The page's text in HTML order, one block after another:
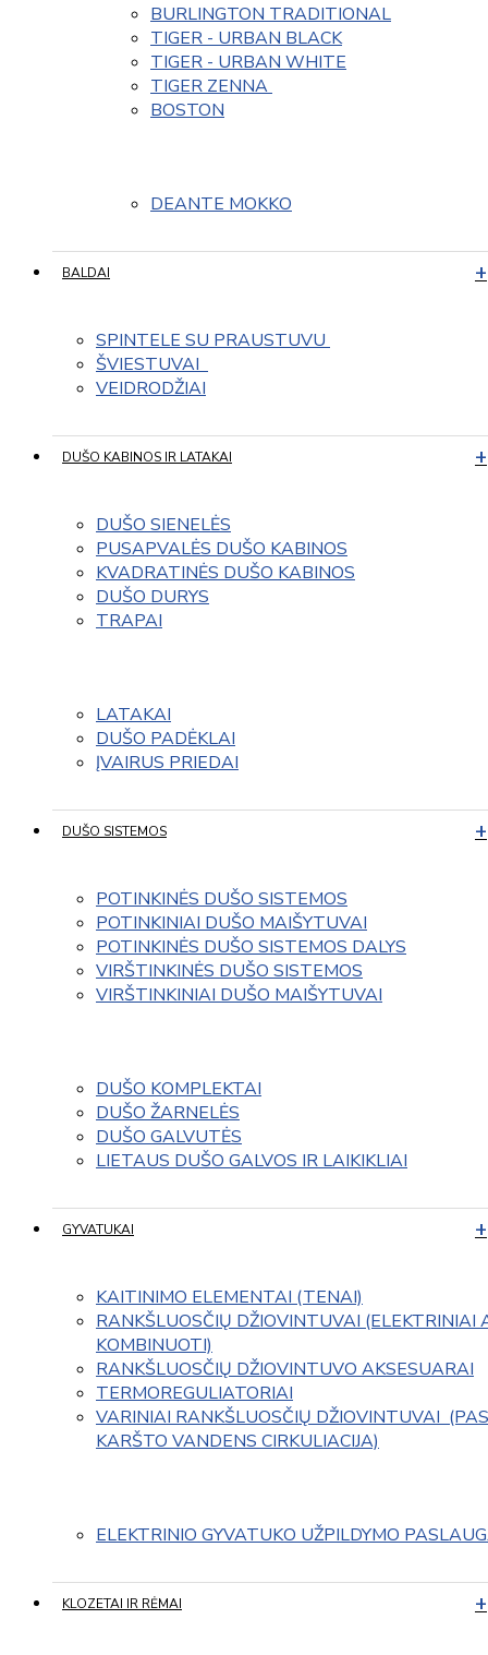
BURLINGTON TRADITIONAL
TIGER - URBAN BLACK
TIGER - URBAN WHITE
TIGER ZENNA
BOSTON
DEANTE MOKKO
BALDAI
SPINTELE SU PRAUSTUVU
ŠVIESTUVAI
VEIDRODŽIAI
DUŠO KABINOS IR LATAKAI
DUŠO SIENELĖS
PUSAPVALĖS DUŠO KABINOS
KVADRATINĖS DUŠO KABINOS
DUŠO DURYS
TRAPAI
LATAKAI
DUŠO PADĖKLAI
ĮVAIRUS PRIEDAI
DUŠO SISTEMOS
POTINKINĖS DUŠO SISTEMOS
POTINKINIAI DUŠO MAIŠYTUVAI
POTINKINĖS DUŠO SISTEMOS DALYS
VIRŠTINKINĖS DUŠO SISTEMOS
VIRŠTINKINIAI DUŠO MAIŠYTUVAI
DUŠO KOMPLEKTAI
DUŠO ŽARNELĖS
DUŠO GALVUTĖS
LIETAUS DUŠO GALVOS IR LAIKIKLIAI
GYVATUKAI
KAITINIMO ELEMENTAI (TENAI)
RANKŠLUOSČIŲ DŽIOVINTUVAI (ELEKTRINIAI
KOMBINUOTI)
RANKŠLUOSČIŲ DŽIOVINTUVO AKSESUARAI
TERMOREGULIATORIAI
VARINIAI RANKŠLUOSČIŲ DŽIOVINTUVAI
KARŠTO VANDENS CIRKULIACIJA)
ELEKTRINIO GYVATUKO UŽPILDYMO
KLOZETAI IR RĖMAI